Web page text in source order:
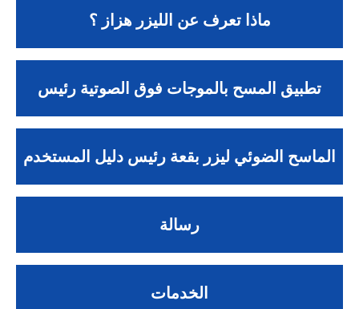
ماذا تعرف عن الليزر هزاز ؟
تطبيق المسح بالموجات فوق الصوتية رئيس
الماسح الضوئي ليزر بقعة رئيس دليل المستخدم
رسالة
الخدمات